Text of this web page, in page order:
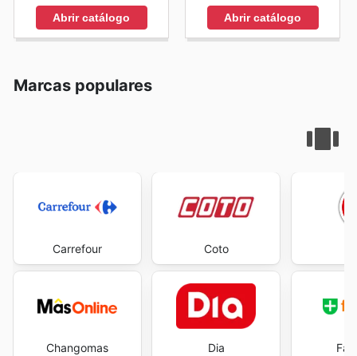
Abrir catálogo Abrir catálogo
Marcas populares
Carrefour
Changomas
Coto
Dia